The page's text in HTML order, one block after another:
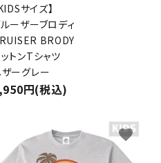
サイズ】
ーザーブロディ
BRODY
トンTシャツ
ーグレー
円(税込)
favorite